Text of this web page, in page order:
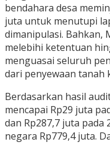
bendahara desa
juta untuk menutupi
dimanipulasi. Bahkan,
melebihi ketentuan
menguasai seluruh
dari penyewaan tanah
Berdasarkan hasil
mencapai Rp29 juta
dan Rp287,7 juta
negara Rp779,4 juta.